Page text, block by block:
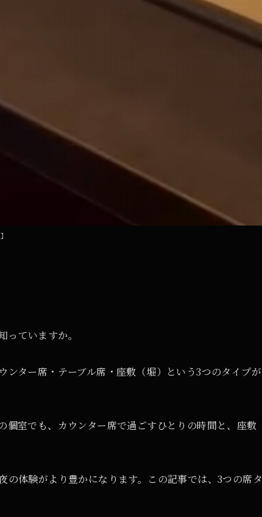
ていますか。
ター席・テーブル席・座敷（堀）という3つのタイプが
室でも、カウンター席で過ごすひとりの時間と、座敷
体験がより豊かになります。この記事では、3つの席タ